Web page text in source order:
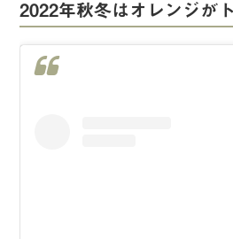
2022年秋冬はオレンジが